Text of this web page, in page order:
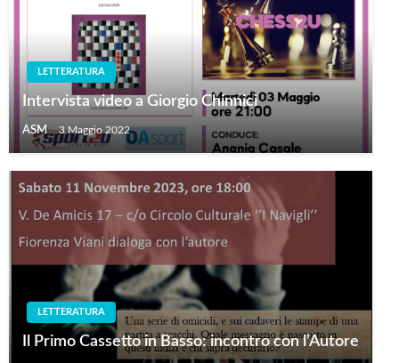
LETTERATURA
Intervista video a Giorgio Chinnici
ASM 3 Maggio 2022
LETTERATURA
Il Primo Cassetto in Basso: incontro con l’Autore